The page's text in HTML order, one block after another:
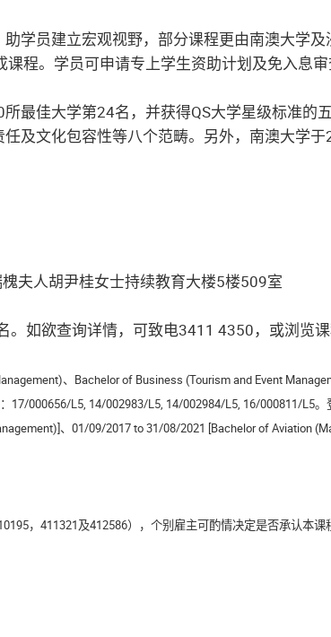
学员建立宏观视野，部分课程更由南澳大学
程。学员可申请专上学生资助计划及免入息审
最佳大学第24名，并获得QS大学星级标准的
及文化包容性等八个范畴。另外，南澳大学
夫人胡尹桂女士持续教育大楼5楼509室
如欲查询详情，可致电3411 4350，或浏览
、Bachelor of Business (Tourism and Event
000656/L5, 14/002983/L5, 14/002984/L5, 16/000811/L5
、01/09/2017 to 31/08/2021 [Bachelor of Aviation
，411321及412586），个别雇主可酌情决定是否承认本课